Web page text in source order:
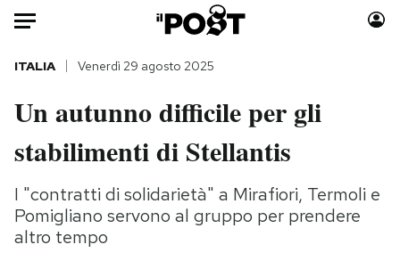
Auto
HOME
Italia
Politica
Tecnologia
Internet
Moda
Consumismi
Storie/Idee
ITALIA Venerdì 29 agosto 2025
Un autunno difficile per gli
stabilimenti di Stellantis
I "contratti di solidarietà" a Mirafiori, Termoli e
Pomigliano servono al gruppo per prendere
altro tempo